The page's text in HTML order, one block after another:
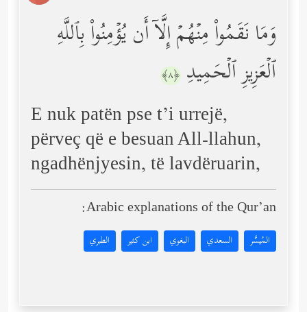
وَمَا نَقَمُواْ مِنۡهُمۡ إِلَّاۤ أَن یُؤۡمِنُواْ بِٱللَّهِ
ٱلۡعَزِیزِ ٱلۡحَمِیدِ ﴿٨﴾
E nuk patën pse t’i urrejë,
përveç që e besuan All-llahun,
ngadhënjyesin, të lavdëruarin,
Arabic explanations of the Qur’an:
المُيسَّر السعدي البغوي ابن كثير الطبري